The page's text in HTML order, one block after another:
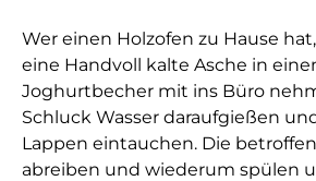
Wer einen Holzofen zu Hause
eine Handvoll kalte Asche in
Joghurtbecher mit ins Büro
Schluck Wasser daraufgießen
Lappen eintauchen. Die
abreiben und wiederum spülen